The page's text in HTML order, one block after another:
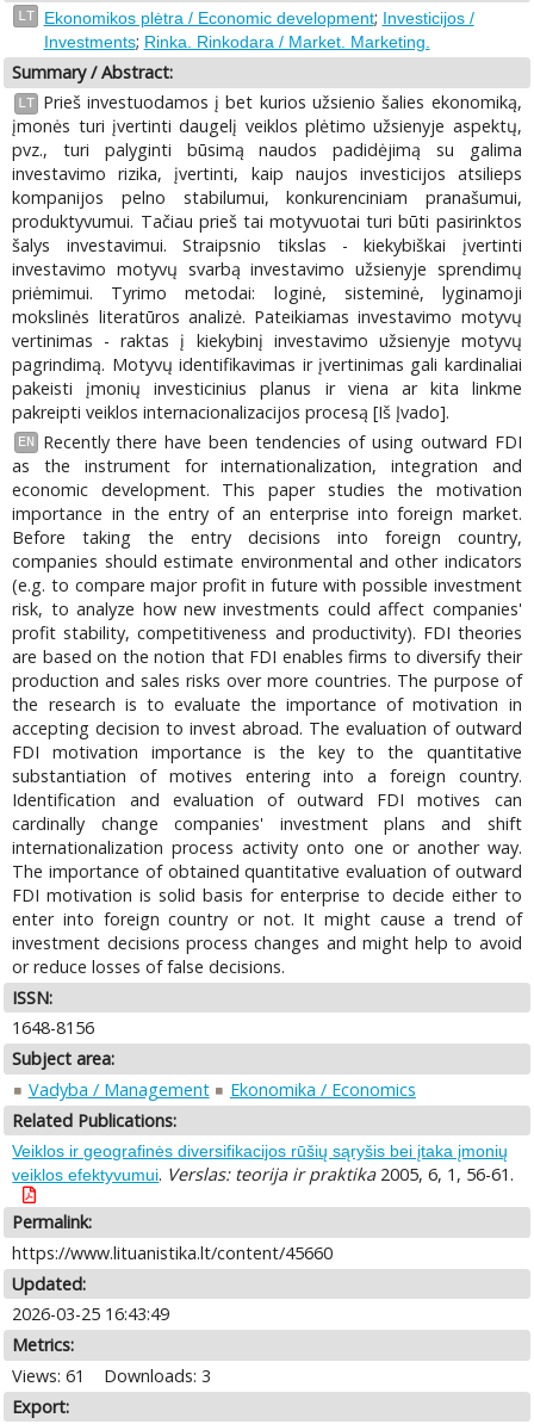
LT Ekonomikos plėtra / Economic development; Investicijos /
Investments; Rinka. Rinkodara / Market. Marketing.
Summary / Abstract:
LT
Prieš investuodamos į bet kurios užsienio šalies ekonomiką,
įmonės turi įvertinti daugelį veiklos plėtimo užsienyje aspektų,
pvz., turi palyginti būsimą naudos padidėjimą su galima
investavimo rizika, įvertinti, kaip naujos investicijos atsilieps
kompanijos pelno stabilumui, konkurenciniam pranašumui,
produktyvumui. Tačiau prieš tai motyvuotai turi būti pasirinktos
šalys investavimui. Straipsnio tikslas - kiekybiškai įvertinti
investavimo motyvų svarbą investavimo užsienyje sprendimų
priėmimui. Tyrimo metodai: loginė, sisteminė, lyginamoji
mokslinės literatūros analizė. Pateikiamas investavimo motyvų
vertinimas - raktas į kiekybinį investavimo užsienyje motyvų
pagrindimą. Motyvų identifikavimas ir įvertinimas gali kardinaliai
pakeisti įmonių investicinius planus ir viena ar kita linkme
pakreipti veiklos internacionalizacijos procesą [Iš Įvado].
EN
Recently there have been tendencies of using outward FDI
as the instrument for internationalization, integration and
economic development. This paper studies the motivation
importance in the entry of an enterprise into foreign market.
Before taking the entry decisions into foreign country,
companies should estimate environmental and other indicators
(e.g. to compare major profit in future with possible investment
risk, to analyze how new investments could affect companies'
profit stability, competitiveness and productivity). FDI theories
are based on the notion that FDI enables firms to diversify their
production and sales risks over more countries. The purpose of
the research is to evaluate the importance of motivation in
accepting decision to invest abroad. The evaluation of outward
FDI motivation importance is the key to the quantitative
substantiation of motives entering into a foreign country.
Identification and evaluation of outward FDI motives can
cardinally change companies' investment plans and shift
internationalization process activity onto one or another way.
The importance of obtained quantitative evaluation of outward
FDI motivation is solid basis for enterprise to decide either to
enter into foreign country or not. It might cause a trend of
investment decisions process changes and might help to avoid
or reduce losses of false decisions.
ISSN:
1648-8156
Subject area:
Vadyba / Management
Ekonomika / Economics
Related Publications:
Veiklos ir geografinės diversifikacijos rūšių sąryšis bei įtaka įmonių
veiklos efektyvumui. Verslas: teorija ir praktika2005, 6, 1, 56-61.
Permalink:
https://www.lituanistika.lt/content/45660
Updated:
2026-03-25 16:43:49
Metrics:
Views: 61
Downloads: 3
Export: